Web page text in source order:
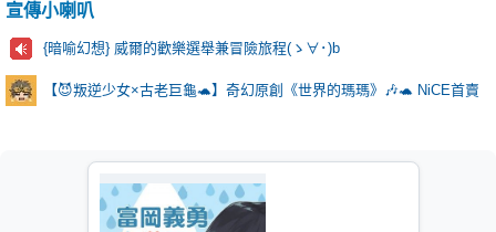
宣傳小喇叭
{暗喻幻想} 威爾的歡樂選舉兼冒險旅程(ゝ∀･)b
【😈叛逆少女×古老巨龜🐢】奇幻原創《世界的瑪瑪》🎶🐢 NiCE首賣